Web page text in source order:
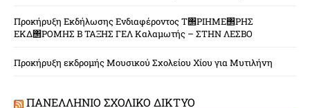
Προκήρυξη Εκδήλωσης Ενδιαφέροντος Τ΢ΡΙΗΜΕ΢ΡΗΣ
ΕΚΔ΢ΡΟΜΗΣ Β ΤΑΞΗΣ ΓΕΛ Καλαμωτής – ΣΤΗΝ ΛΕΣΒΟ
Προκήρυξη εκδρομής Μουσικού Σχολείου Χίου για Μυτιλήνη
ΠΑΝΕΛΛΉΝΙΟ ΣΧΟΛΙΚΌ ΔΊΚΤΥΟ